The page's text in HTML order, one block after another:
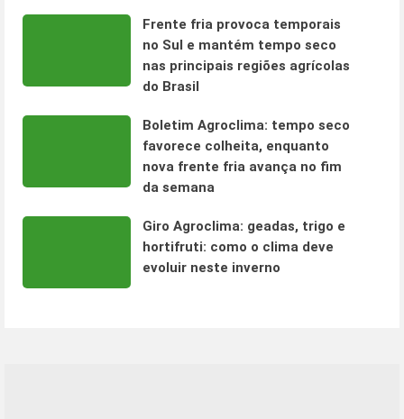
Frente fria provoca temporais
no Sul e mantém tempo seco
nas principais regiões agrícolas
do Brasil
Boletim Agroclima: tempo seco
favorece colheita, enquanto
nova frente fria avança no fim
da semana
Giro Agroclima: geadas, trigo e
hortifruti: como o clima deve
evoluir neste inverno